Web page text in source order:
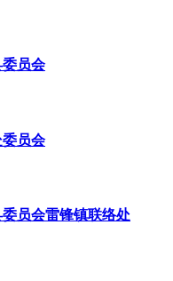
员会
员会
员会雷锋镇联络处